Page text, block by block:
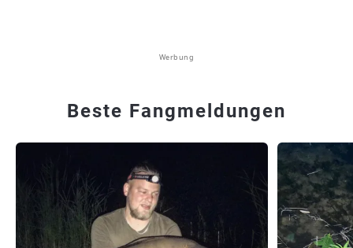
Werbung
Beste Fangmeldungen